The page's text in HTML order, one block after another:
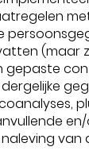
(maar
gepaste
van